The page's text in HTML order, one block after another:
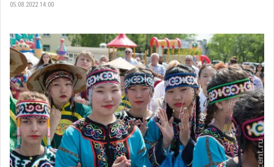
05.08.2022 14:00